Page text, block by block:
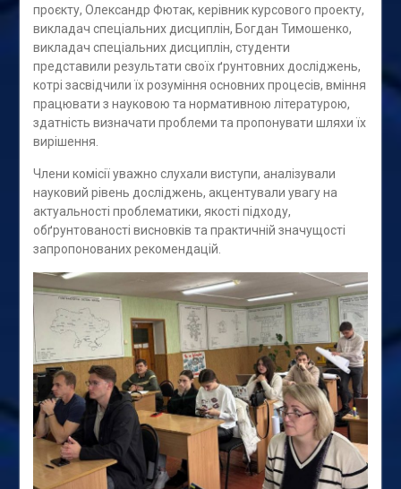
проєкту, Олександр Фютак, керівник курсового проекту,
викладач спеціальних дисциплін, Богдан Тимошенко,
викладач спеціальних дисциплін, студенти
представили результати своїх ґрунтовних досліджень,
котрі засвідчили їх розуміння основних процесів, вміння
працювати з науковою та нормативною літературою,
здатність визначати проблеми та пропонувати шляхи їх
вирішення.
Члени комісії уважно слухали виступи, аналізували
науковий рівень досліджень, акцентували увагу на
актуальності проблематики, якості підходу,
обґрунтованості висновків та практичній значущості
запропонованих рекомендацій.